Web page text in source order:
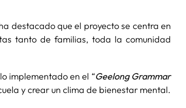
destacado que el proyecto se centra en
tanto de familias, toda la comunidad
implementado en el “Geelong Grammar
y crear un clima de bienestar mental.